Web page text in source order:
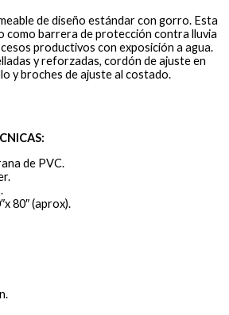
de diseño estándar con gorro. Esta
como barrera de protección contra lluvia
productivos con exposición a agua.
y reforzadas, cordón de ajuste en
y broches de ajuste al costado.
de PVC.
80″ (aprox).